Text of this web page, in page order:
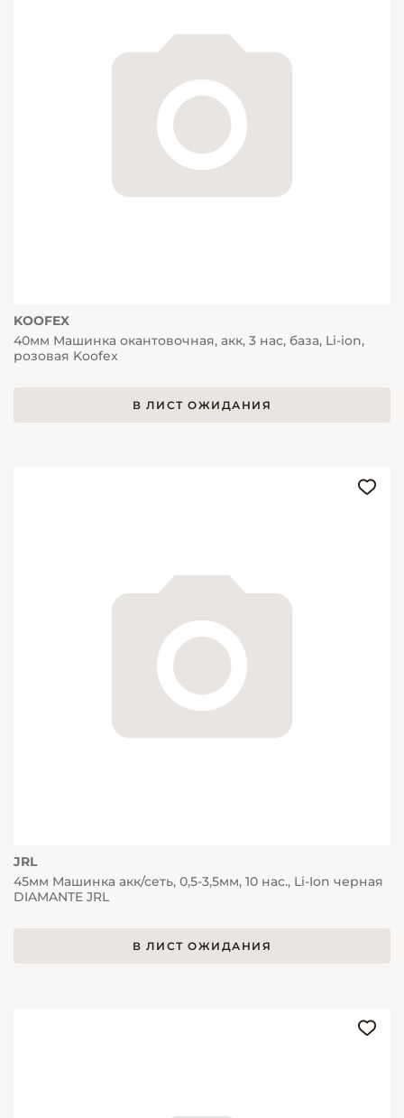
KOOFEX
40мм Машинка окантовочная, акк, 3 нас, база, Li-ion,
розовая Koofex
В ЛИСТ ОЖИДАНИЯ
JRL
45мм Машинка акк/сеть, 0,5-3,5мм, 10 нас., Li-Ion черная
DIAMANTE JRL
В ЛИСТ ОЖИДАНИЯ